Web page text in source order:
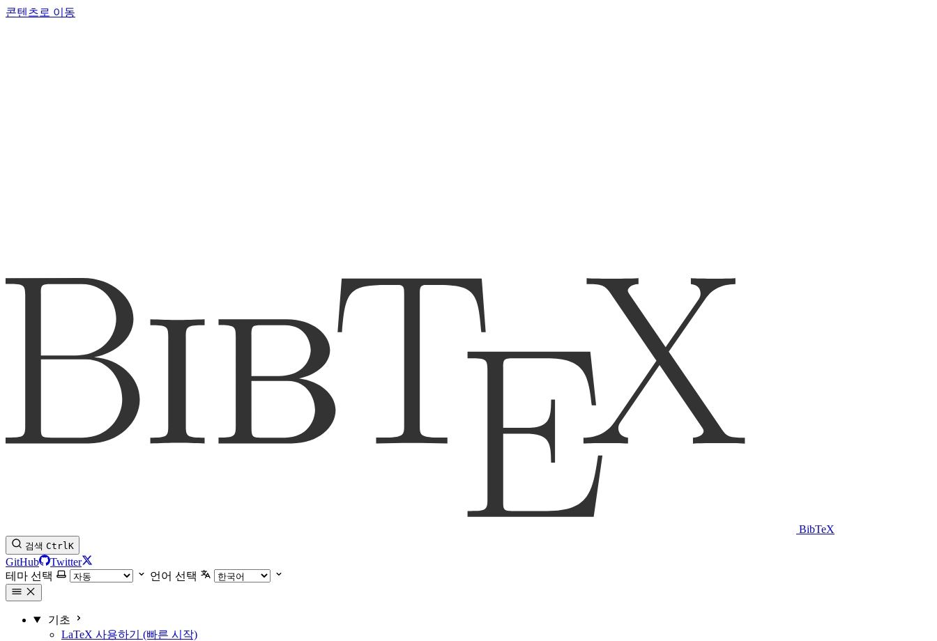
콘텐츠로 이동
BibTeX
검색 CtrlK
GitHub
Twitter
테마 선택
언어 선택
기초
LaTeX 사용하기 (빠른 시작)